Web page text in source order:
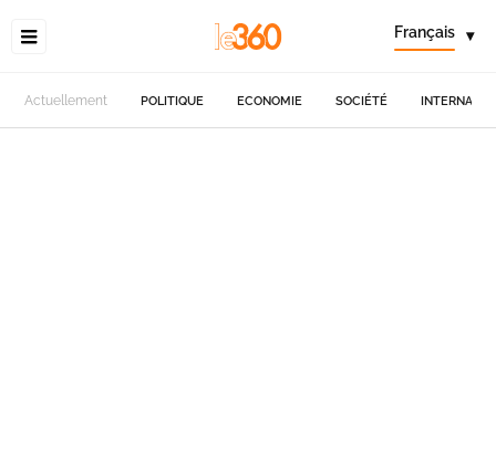
Français ▾
Actuellement POLITIQUE ECONOMIE SOCIÉTÉ